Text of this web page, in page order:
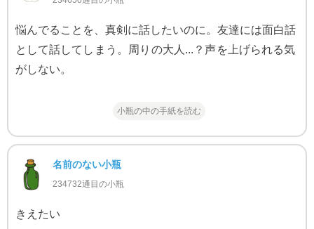
悩んでることを、真剣に話したいのに。友達には面白話
として話してしまう。周りの大人...？声を上げられる気
がしない。
小瓶の中の手紙を読む
名前のない小瓶
234732通目の小瓶
きえたい